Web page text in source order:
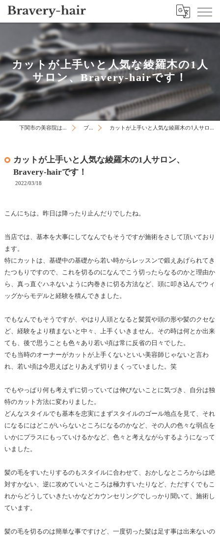
カットが上手いと人気な綾羅木の1人
サロン、Bravery-hairです！
下関市の美容院はBravery-hair ブログ カットが上手いと人気な綾羅木の1人サロン、Bravery-hairです！
カットが上手いと人気な綾羅木の1人サロン、
Bravery-hairです！
2022/03/18
こんにちは。昨日は降ったり止んだりでしたね。
当店では、基本を大事にしてなんでもそうですが施術をさして頂いており
ます。
特にカットは、基礎中の基礎から若い時からレッスンで鍛えあげられてき
たつもりですので、これを切るのになんでこう切ったらなるのかと理由か
ら、真っ直ぐハネないように内巻きに切る方法など、頭に叩き込んでウィ
ッグからモデルと経験を積んできました。
でもなんでもそうですが、やはり人頭となると髪質や頭の形や髪のクセな
ど、経験をより積まないと中々、上手くいきません。その時は何とか出来
ても、後で思うことも色々あり若い頃は常に反省の日々でした。
でも当時のオーナーがカットが上手くないといい美容師じゃないと言わ
れ、若い頃は今思えばとりあえず切りまくっていました。笑
でもやっぱり何も考えずに切っていては伸びないことに気づき、自分は独
特のカット方法に変わりました。
どんなスタイルでも基本を忠実にまずスタイルのゴール地点を見て、それ
になるにはどこがいらないところになるのかなど、その人の色々な弱点を
いかにプラスにもっていけるかなど、色々と考えながらするようになって
いました。
髪の毛をすいたりするのもスタイルに合わせて、おかしなところからは絶
対すかない、逆に攻めていいところは極力すいたりなど、ただすくでもこ
れからどうしていきたいかなどカウンセリングでしっかり聞いて、施術し
ています。
髪の毛を切るのは簡単な事ですけど、一度切った髪は足す事は出来ないの